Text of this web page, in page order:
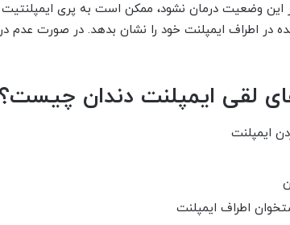
این وضعیت درمان نشود، ممکن است به پری
در اطراف ایمپلنت خود را نشان بدهد. در صورت عدم
لقی ایمپلنت دندان چیست؟
ایمپلنت
اطراف ایمپلنت